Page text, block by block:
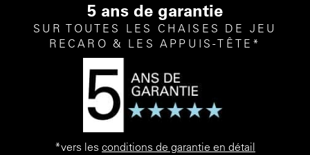
5 ans de garantie
SUR TOUTES LES CHAISES DE JEU
RECARO & LES APPUIS-TÊTE*
*vers les conditions de garantie en détail